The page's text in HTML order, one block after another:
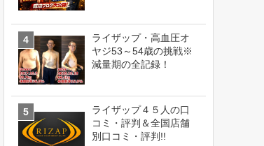
ライザップ・高血圧オ
ヤジ53～54歳の挑戦※
減量期の全記録！
ライザップ４５人の口
コミ・評判＆全国店舗
別口コミ・評判!!